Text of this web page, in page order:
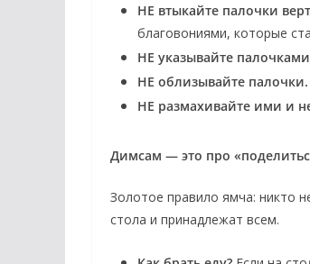
НЕ втыкайте палочки
благовониями, которые
НЕ указывайте
НЕ облизывайте палочки.
НЕ размахивайте ими и
Димсам — это про
Золотое правило ямча: никто
стола и принадлежат всем.